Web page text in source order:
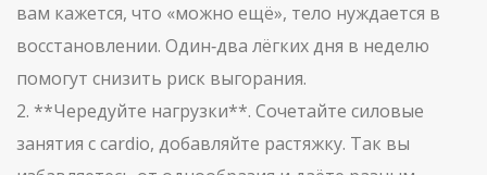
вам кажется, что «можно ещё», тело нуждается в
восстановлении. Один‑два лёгких дня в неделю
помогут снизить риск выгорания.
2. **Чередуйте нагрузки**. Сочетайте силовые
занятия с cardio, добавляйте растяжку. Так вы